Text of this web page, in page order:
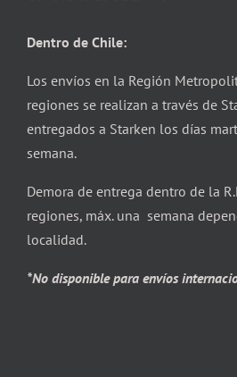
Dentro de Chile:
Los envíos en la Región
regiones se realizan a través de
entregados a Starken los días
semana.
Demora de entrega dentro de la
regiones, máx. una semana
localidad.
*No disponible para envíos